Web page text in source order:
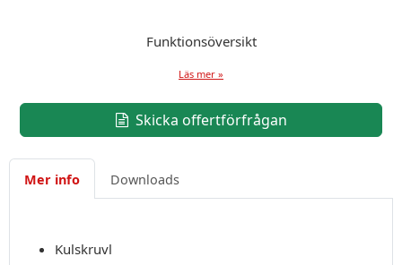
Funktionsöversikt
Läs mer »
Skicka offertförfrågan
Mer info Downloads
Kulskruvl